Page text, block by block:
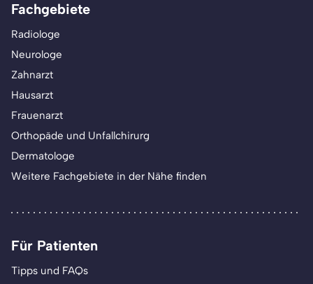
Fachgebiete
Radiologe
Neurologe
Zahnarzt
Hausarzt
Frauenarzt
Orthopäde und Unfallchirurg
Dermatologe
Weitere Fachgebiete in der Nähe finden
Für Patienten
Tipps und FAQs